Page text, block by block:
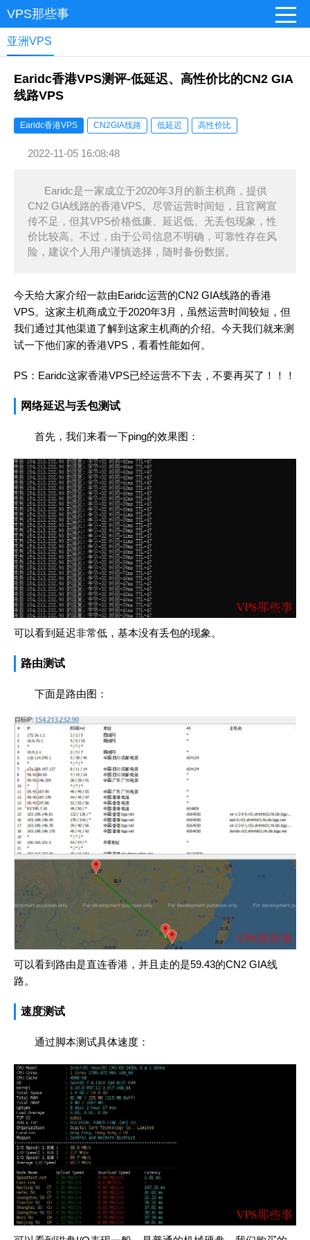
VPS那些事
亚洲VPS
Earidc香港VPS测评-低延迟、高性价比的CN2 GIA
线路VPS
Earidc香港VPS CN2GIA线路 低延迟 高性价比
2022-11-05 16:08:48
Earidc是一家成立于2020年3月的新主机商，提供
CN2 GIA线路的香港VPS。尽管运营时间短，且官网宣
传不足，但其VPS价格低廉、延迟低、无丢包现象，性
价比较高。不过，由于公司信息不明确，可靠性存在风
险，建议个人用户谨慎选择，随时备份数据。
今天给大家介绍一款由Earidc运营的CN2 GIA线路的香港
VPS。这家主机商成立于2020年3月，虽然运营时间较短，但
我们通过其他渠道了解到这家主机商的介绍。今天我们就来测
试一下他们家的香港VPS，看看性能如何。
PS：Earidc这家香港VPS已经运营不下去，不要再买了！！！
网络延迟与丢包测试
首先，我们来看一下ping的效果图：
可以看到延迟非常低，基本没有丢包的现象。
路由测试
下面是路由图：
可以看到路由是直连香港，并且走的是59.43的CN2 GIA线
路。
速度测试
通过脚本测试具体速度：